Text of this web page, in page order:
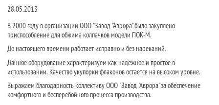
28.05.2013
В 2000 году в организации ООО "Завод "Аврора" было закуплено
приспособление для обжима колпачков модели ПОК-М.
До настоящего времени работает исправно и без нареканий.
Данное оборудование характеризуем как надежное и простое в
использовании. Качество укупорки флаконов остается на высоком уровне.
Выражаем благодарность коллективу ООО "Завод "Аврора" за обеспечение
комфортного и бесперебойного процесса производства.